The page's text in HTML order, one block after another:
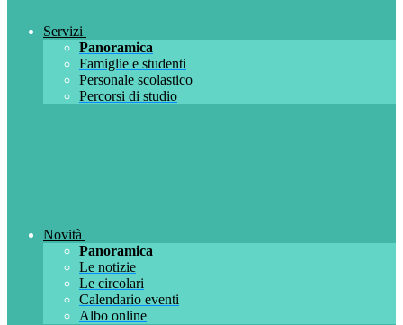
Servizi
Panoramica
Famiglie e studenti
Personale scolastico
Percorsi di studio
Novità
Panoramica
Le notizie
Le circolari
Calendario eventi
Albo online